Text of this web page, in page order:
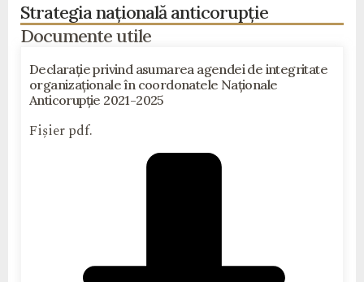
Strategia națională anticorupție
Documente utile
Declarație privind asumarea agendei de integritate
organizaționale în coordonatele Naționale
Anticorupție 2021-2025
Fișier pdf.